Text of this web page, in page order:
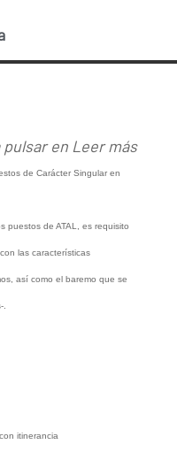
en Leer más
de Carácter Singular en
puestos de ATAL, es requisito
las características
así como el baremo que se
.
itinerancia